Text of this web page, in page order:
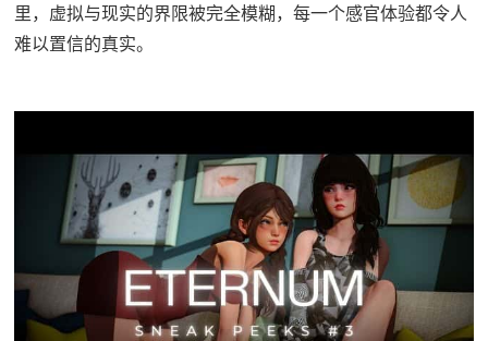
里，虚拟与现实的界限被完全模糊，每一个感官体验都令人
难以置信的真实。